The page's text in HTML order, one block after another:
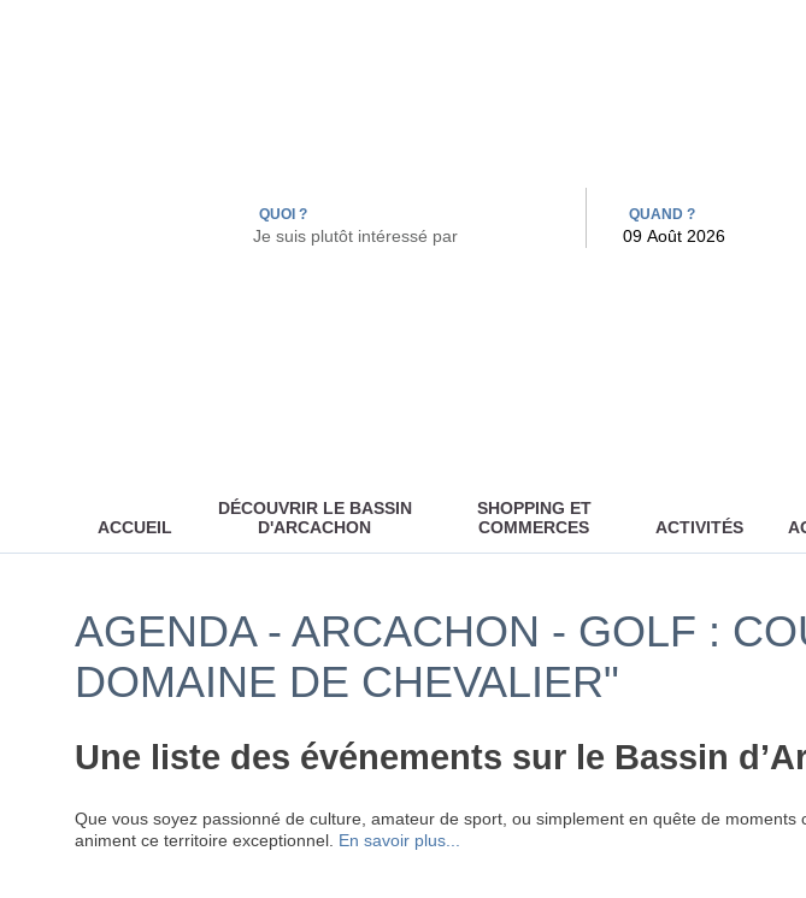
QUOI ? QUAND ?
ACCUEIL
DÉCOUVRIR LE BASSIN
D'ARCACHON
SHOPPING ET
COMMERCES
ACTIVITÉS
AGENDA - ARCACHON - GOLF :
DOMAINE DE CHEVALIER"
Une liste des événements sur le Bassin
Que vous soyez passionné de culture, amateur de sport, ou simplement en quête de
animent ce territoire exceptionnel. En savoir plus...